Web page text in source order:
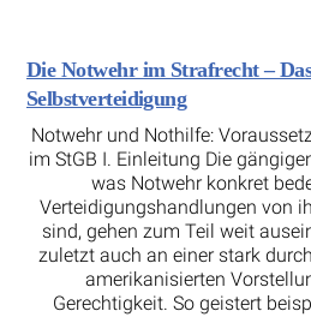
Die Notwehr im Strafrecht –
Selbstverteidigung
Notwehr und Nothilfe:
im StGB I. Einleitung Die
was Notwehr konkret
Verteidigungshandlungen von
sind, gehen zum Teil weit
zuletzt auch an einer stark
amerikanisierten
Gerechtigkeit. So geistert